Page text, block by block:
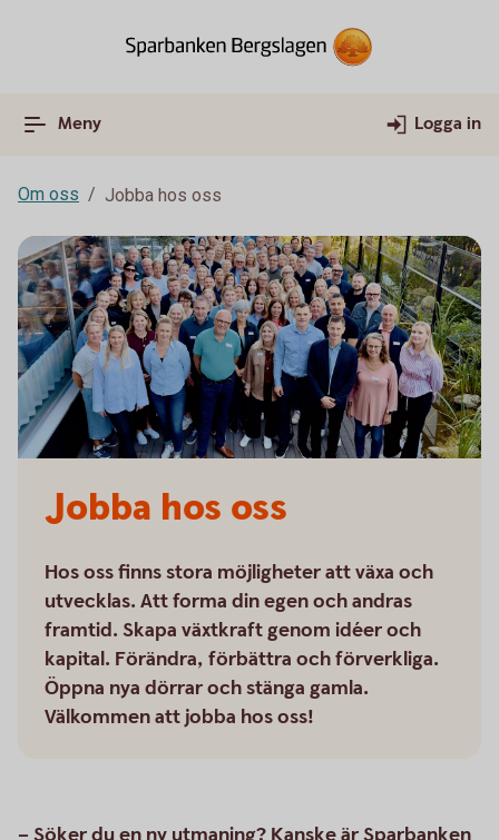
Meny Logga in
Om oss Jobba hos oss
Jobba hos oss
Hos oss finns stora möjligheter att växa och
utvecklas. Att forma din egen och andras
framtid. Skapa växtkraft genom idéer och
kapital. Förändra, förbättra och förverkliga.
Öppna nya dörrar och stänga gamla.
Välkommen att jobba hos oss!